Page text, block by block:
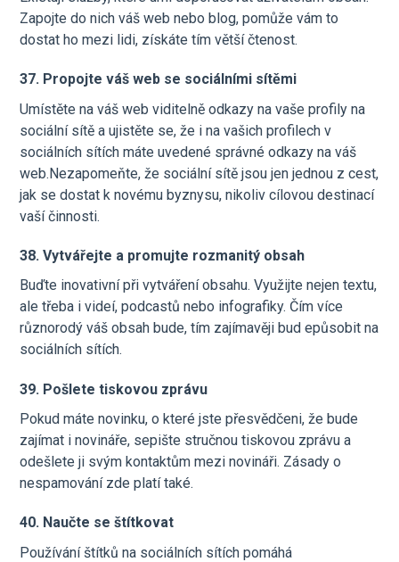
Zapojte do nich váš web nebo blog, pomůže vám to
dostat ho mezi lidi, získáte tím větší čtenost.
37. Propojte váš web se sociálními sítěmi
Umístěte na váš web viditelně odkazy na vaše profily na
sociální sítě a ujistěte se, že i na vašich profilech v
sociálních sítích máte uvedené správné odkazy na váš
web.Nezapomeňte, že sociální sítě jsou jen jednou z cest,
jak se dostat k novému byznysu, nikoliv cílovou destinací
vaší činnosti.
38. Vytvářejte a promujte rozmanitý obsah
Buďte inovativní při vytváření obsahu. Využijte nejen textu,
ale třeba i videí, podcastů nebo infografiky. Čím více
různorodý váš obsah bude, tím zajímavěji bud epůsobit na
sociálních sítích.
39. Pošlete tiskovou zprávu
Pokud máte novinku, o které jste přesvědčeni, že bude
zajímat i novináře, sepište stručnou tiskovou zprávu a
odešlete ji svým kontaktům mezi novináři. Zásady o
nespamování zde platí také.
40. Naučte se štítkovat
Používání štítků na sociálních sítích pomáhá